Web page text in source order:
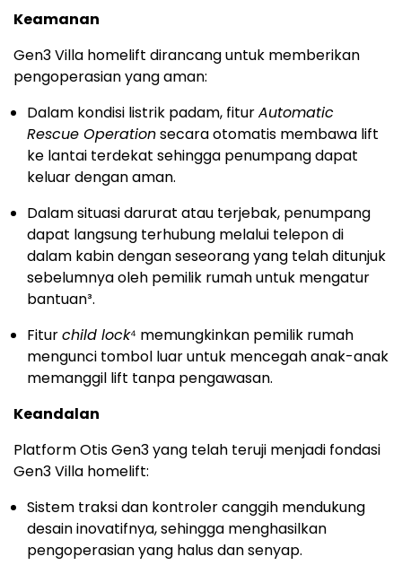
Keamanan
Gen3 Villa homelift dirancang untuk memberikan
pengoperasian yang aman:
Dalam kondisi listrik padam, fiturAutomatic
Rescue Operationsecara otomatis membawa lift
ke lantai terdekat sehingga penumpang dapat
keluar dengan aman.
Dalam situasi darurat atau terjebak, penumpang
dapat langsung terhubung melalui telepon di
dalam kabin dengan seseorang yang telah ditunjuk
sebelumnya oleh pemilik rumah untuk mengatur
bantuan³.
Fiturchild lock⁴ memungkinkan pemilik rumah
mengunci tombol luar untuk mencegah anak-anak
memanggil lift tanpa pengawasan.
Keandalan
Platform Otis Gen3 yang telah teruji menjadi fondasi
Gen3 Villa homelift:
Sistem traksi dan kontroler canggih mendukung
desain inovatifnya, sehingga menghasilkan
pengoperasian yang halus dan senyap.